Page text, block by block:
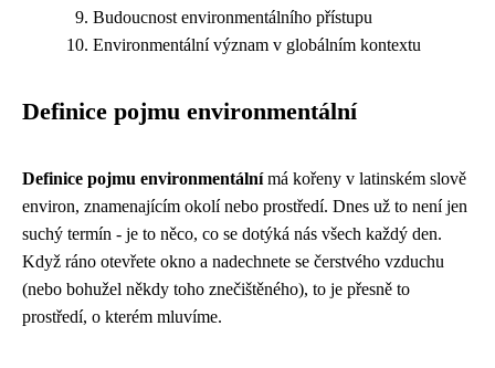
Budoucnost environmentálního přístupu
Environmentální význam v globálním kontextu
Definice pojmu environmentální
Definice pojmu environmentálnímá kořeny v latinském slově
environ, znamenajícím okolí nebo prostředí. Dnes už to není jen
suchý termín - je to něco, co se dotýká nás všech každý den.
Když ráno otevřete okno a nadechnete se čerstvého vzduchu
(nebo bohužel někdy toho znečištěného), to je přesně to
prostředí, o kterém mluvíme.